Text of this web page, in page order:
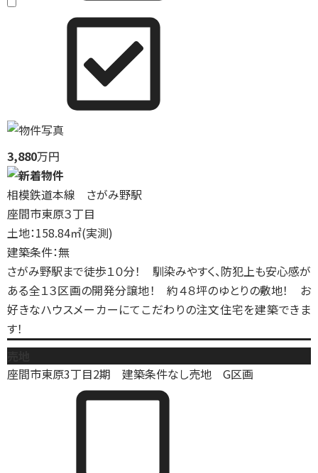
3,880万円
相模鉄道本線 さがみ野駅
座間市東原３丁目
土地：158.84㎡(実測)
建築条件：無
さがみ野駅まで徒歩１０分！ 馴染みやすく、防犯上も安心感が
ある全１３区画の開発分譲地！ 約４８坪のゆとりの敷地！ お
好きなハウスメーカーにてこだわりの注文住宅を建築できま
す！
座間市東原3丁目2期 建築条件なし売地 G区画